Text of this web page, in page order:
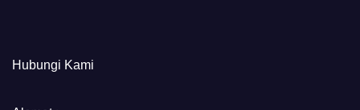
Hubungi Kami